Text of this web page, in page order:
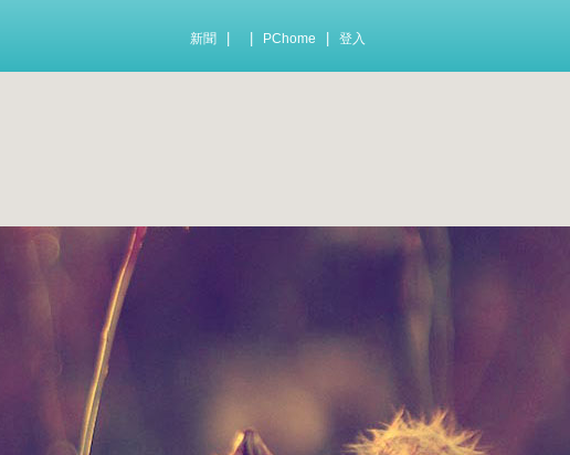
新聞 PChome 登入